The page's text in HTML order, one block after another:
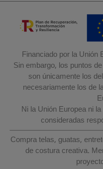
Financiado por la Unión
Sin embargo, los puntos
son únicamente los
necesariamente los de
Ni la Unión Europea ni
consideradas
Compra telas, guatas,
de costura creativa.